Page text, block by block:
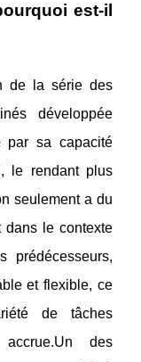
est-il
de la série des
développée
par sa capacité
le rendant plus
seulement a du
dans le contexte
et flexible, ce
de tâches
des